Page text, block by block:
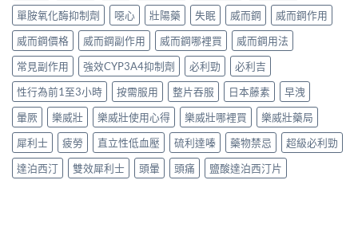
單胺氧化酶抑制劑
噁心 壯陽藥 失眠 威而鋼
威而鋼作用
威而鋼價格
威而鋼副作用 威而鋼哪裡買
威而鋼用法
常見副作用
強效CYP3A4抑制劑 必利勁
必利吉
性行為前1至3小時
按需服用 整片吞服 日本藤素
早洩
暈厥
樂威壯 樂威壯使用心得 樂威壯哪裡買
樂威壯藥局
犀利士
疲勞 直立性低血壓 硫利達嗪 藥物禁忌
超級必利勁
達泊西汀
雙效犀利士 頭暈 頭痛 鹽酸達泊西汀片